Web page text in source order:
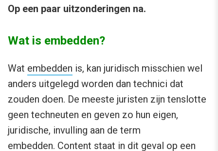
Op een paar uitzonderingen na.
Wat is embedden?
Wat embedden is, kan juridisch misschien wel
anders uitgelegd worden dan technici dat
zouden doen. De meeste juristen zijn tenslotte
geen techneuten en geven zo hun eigen,
juridische, invulling aan de term
embedden. Content staat in dit geval op een